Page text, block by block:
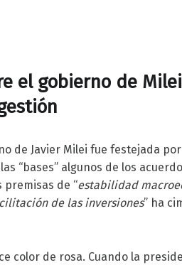
el gobierno de
de Javier Milei fue festejada
“bases” algunos de los
premisas de “estabilidad
de las inversiones” ha
color de rosa. Cuando la